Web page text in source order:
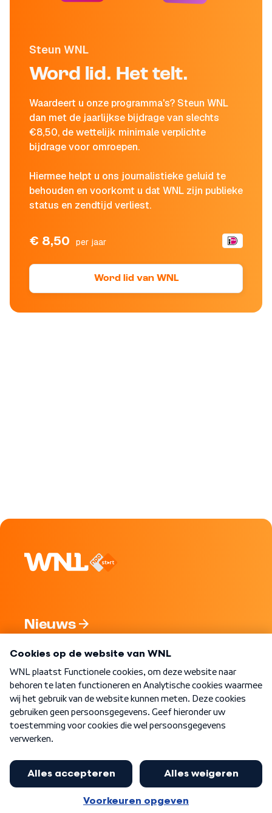
Steun WNL
Word lid. Het telt.
Waardeert u onze programma's? Steun WNL
dan met de jaarlijkse bijdrage van slechts
€8,50, de wettelijk minimale verplichte
bijdrage voor omroepen.
Hiermee helpt u ons journalistieke geluid te
behouden en voorkomt u dat WNL zijn publieke
status en zendtijd verliest.
€ 8,50 per jaar
Word lid van WNL
Nieuws
Nieuwsbrief
Word Lid